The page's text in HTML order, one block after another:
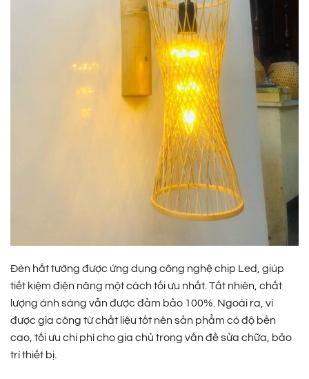
Đèn hắt tường được ứng dụng công nghệ chip Led, giúp
tiết kiệm điện năng một cách tối ưu nhất. Tất nhiên, chất
lượng ánh sáng vẫn được đảm bảo 100%. Ngoài ra, vì
được gia công từ chất liệu tốt nên sản phẩm có độ bền
cao, tối ưu chi phí cho gia chủ trong vấn đề sửa chữa, bảo
trì thiết bị.